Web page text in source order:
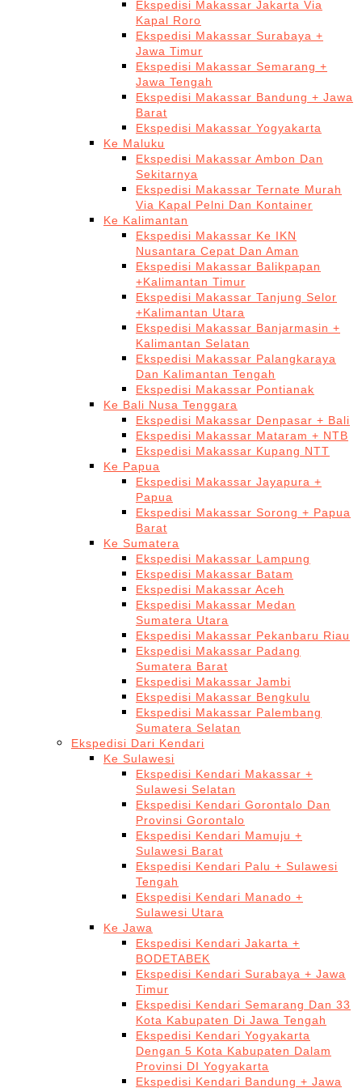
Ekspedisi Makassar Jakarta Via
Kapal Roro
Ekspedisi Makassar Surabaya +
Jawa Timur
Ekspedisi Makassar Semarang +
Jawa Tengah
Ekspedisi Makassar Bandung + Jawa
Barat
Ekspedisi Makassar Yogyakarta
Ke Maluku
Ekspedisi Makassar Ambon Dan
Sekitarnya
Ekspedisi Makassar Ternate Murah
Via Kapal Pelni Dan Kontainer
Ke Kalimantan
Ekspedisi Makassar Ke IKN
Nusantara Cepat Dan Aman
Ekspedisi Makassar Balikpapan
+Kalimantan Timur
Ekspedisi Makassar Tanjung Selor
+Kalimantan Utara
Ekspedisi Makassar Banjarmasin +
Kalimantan Selatan
Ekspedisi Makassar Palangkaraya
Dan Kalimantan Tengah
Ekspedisi Makassar Pontianak
Ke Bali Nusa Tenggara
Ekspedisi Makassar Denpasar + Bali
Ekspedisi Makassar Mataram + NTB
Ekspedisi Makassar Kupang NTT
Ke Papua
Ekspedisi Makassar Jayapura +
Papua
Ekspedisi Makassar Sorong + Papua
Barat
Ke Sumatera
Ekspedisi Makassar Lampung
Ekspedisi Makassar Batam
Ekspedisi Makassar Aceh
Ekspedisi Makassar Medan
Sumatera Utara
Ekspedisi Makassar Pekanbaru Riau
Ekspedisi Makassar Padang
Sumatera Barat
Ekspedisi Makassar Jambi
Ekspedisi Makassar Bengkulu
Ekspedisi Makassar Palembang
Sumatera Selatan
Ekspedisi Dari Kendari
Ke Sulawesi
Ekspedisi Kendari Makassar +
Sulawesi Selatan
Ekspedisi Kendari Gorontalo Dan
Provinsi Gorontalo
Ekspedisi Kendari Mamuju +
Sulawesi Barat
Ekspedisi Kendari Palu + Sulawesi
Tengah
Ekspedisi Kendari Manado +
Sulawesi Utara
Ke Jawa
Ekspedisi Kendari Jakarta +
BODETABEK
Ekspedisi Kendari Surabaya + Jawa
Timur
Ekspedisi Kendari Semarang Dan 33
Kota Kabupaten Di Jawa Tengah
Ekspedisi Kendari Yogyakarta
Dengan 5 Kota Kabupaten Dalam
Provinsi DI Yogyakarta
Ekspedisi Kendari Bandung + Jawa